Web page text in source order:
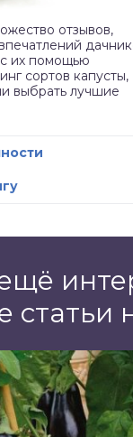
отзывов,
их помощью
сортов капусты,
выбрать лучшие
статьи